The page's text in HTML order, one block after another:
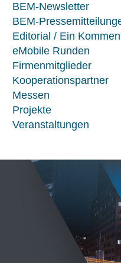
BEM-Newsletter
BEM-
Editorial / Ein
eMobile Runden
Firmenmitglieder
Kooperationspartner
Messen
Projekte
Veranstaltungen